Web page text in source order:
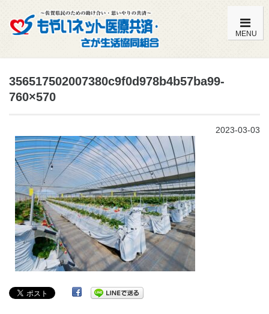
MENU
おとな共済（満15歳～満59歳）
おとな共済（満60歳～満85歳）
よくある質問
組合員特典
356517502007380c9f0d978b4b57ba99-
760×570
2023-03-03